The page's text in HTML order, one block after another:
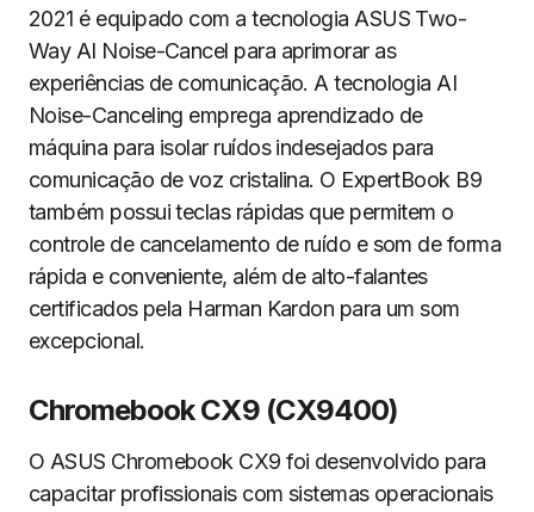
2021 é equipado com a tecnologia ASUS Two-
Way AI Noise-Cancel para aprimorar as
experiências de comunicação. A tecnologia AI
Noise-Canceling emprega aprendizado de
máquina para isolar ruídos indesejados para
comunicação de voz cristalina. O ExpertBook B9
também possui teclas rápidas que permitem o
controle de cancelamento de ruído e som de forma
rápida e conveniente, além de alto-falantes
certificados pela Harman Kardon para um som
excepcional.
Chromebook CX9 (CX9400)
O ASUS Chromebook CX9 foi desenvolvido para
capacitar profissionais com sistemas operacionais